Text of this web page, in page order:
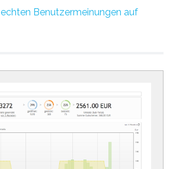
echten Benutzermeinungen auf